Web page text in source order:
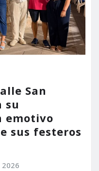
San
su
emotivo
sus festeros
2026